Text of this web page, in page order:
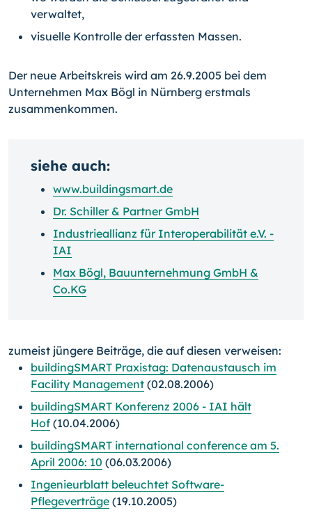
verwaltet,
visuelle Kontrolle der erfassten Massen.
Der neue Arbeitskreis wird am 26.9.2005 bei dem
Unternehmen Max Bögl in Nürnberg erstmals
zusammenkommen.
siehe auch:
www.buildingsmart.de
Dr. Schiller & Partner GmbH
Industrieallianz für Interoperabilität e.V. -
IAI
Max Bögl, Bauunternehmung GmbH &
Co.KG
zumeist jüngere Beiträge, die auf diesen verweisen:
buildingSMART Praxistag: Datenaustausch im
Facility Management (02.08.2006)
buildingSMART Konferenz 2006 - IAI hält
Hof (10.04.2006)
buildingSMART international conference am 5.
April 2006: 10 (06.03.2006)
Ingenieurblatt beleuchtet Software-
Pflegeverträge (19.10.2005)